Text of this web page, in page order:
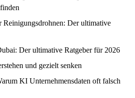
Reinigungsdrohnen: Der ultimative
Der ultimative Ratgeber für 2026
und gezielt senken
KI Unternehmensdaten oft falsch